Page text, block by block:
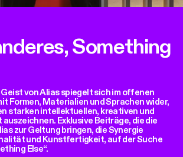
Something
von Alias spiegelt sich im offenen
Formen, Materialien und Sprachen wider,
starken intellektuellen, kreativen und
Exklusive Beiträge, die die
zur Geltung bringen, die Synergie
und Kunstfertigkeit, auf der Suche
Else“.